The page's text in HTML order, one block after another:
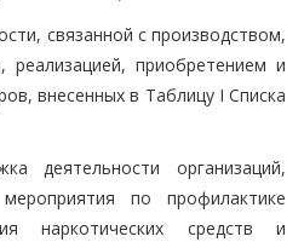
связанной с производством,
реализацией, приобретением и
внесенных в Таблицу I Списка
деятельности организаций,
по профилактике
наркотических средств и